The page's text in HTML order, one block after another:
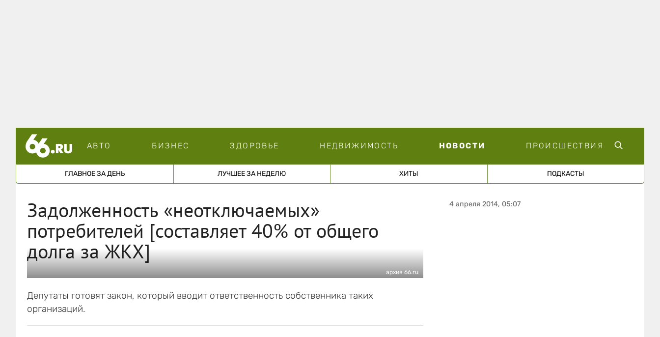
АВТО БИЗНЕС ЗДОРОВЬЕ НЕДВИЖИМОСТЬ НОВОСТИ ПРОИСШЕСТВИЯ
ГЛАВНОЕ ЗА ДЕНЬ ЛУЧШЕЕ ЗА НЕДЕЛЮ ХИТЫ ПОДКАСТЫ
Задолженность «неотключаемых»
потребителей [составляет 40% от общего
долга за ЖКХ]
архив 66.ru
Депутаты готовят закон, который вводит ответственность собственника таких
организаций.
4 апреля 2014, 05:07